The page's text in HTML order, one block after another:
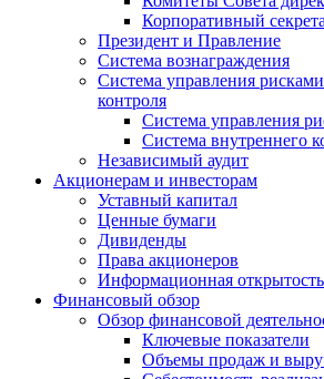
Корпоративный
Президент и Правление
Система вознаграждения
Система управления
контроля
Система управления
Система внутреннего
Независимый аудит
Акционерам и инвесторам
Уставный капитал
Ценные бумаги
Дивиденды
Права акционеров
Информационная открытость
Финансовый обзор
Обзор финансовой
Ключевые показатели
Объемы продаж и